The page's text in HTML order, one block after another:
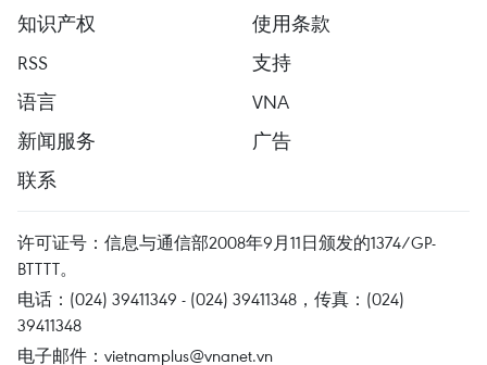
知识产权
使用条款
RSS
支持
语言
VNA
新闻服务
广告
联系
许可证号：信息与通信部2008年9月11日颁发的1374/GP-
BTTTT。
电话：(024) 39411349 - (024) 39411348，传真：(024)
39411348
电子邮件： vietnamplus@vnanet.vn